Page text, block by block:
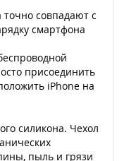
совпадают с
смартфона
присоединить
iPhone на
силикона. Чехол
пыль и грязи